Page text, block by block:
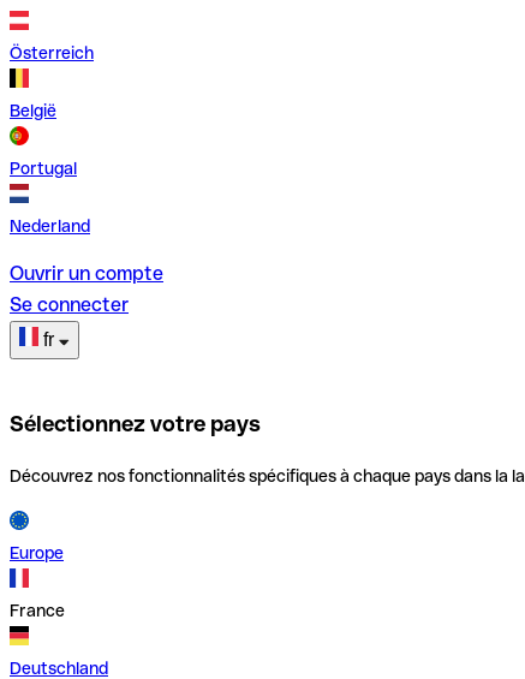
Österreich
België
Portugal
Nederland
Ouvrir un compte
Se connecter
fr
Sélectionnez votre pays
Découvrez nos fonctionnalités spécifiques à chaque pays dans la
Europe
France
Deutschland